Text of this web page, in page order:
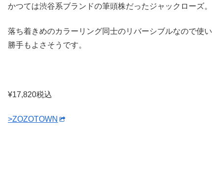
かつては渋谷系ブランドの筆頭株だったジャックローズ。
落ち着きめのカラーリング同士のリバーシブルなので使い
勝手もよさそうです。
¥17,820税込
>ZOZOTOWN